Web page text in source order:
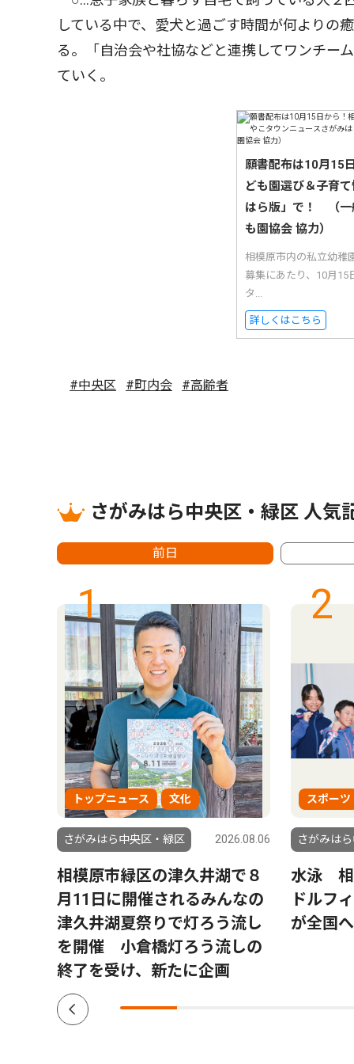
している中で、愛犬と過ごす時間が何よりの
る。「自治会や社協などと連携してワンチー
ていく。
願書配布は10月15
ども園選び＆子育
はら版」で！ （一
も園協会 協力）
相模原市内の私立幼稚
募集にあたり、10月15
タ...
詳しくはこちら
#中央区 #町内会 #高齢者
さがみはら中央区・緑区 人気
前日
1
トップニュース 文化
さがみはら中央区・緑区 2026.08.06
相模原市緑区の津久井湖で８
月11日に開催されるみんなの
津久井湖夏祭りで灯ろう流し
を開催 小倉橋灯ろう流しの
終了を受け、新たに企画
2
スポーツ
さがみは
水泳 相
ドルフ
が全国